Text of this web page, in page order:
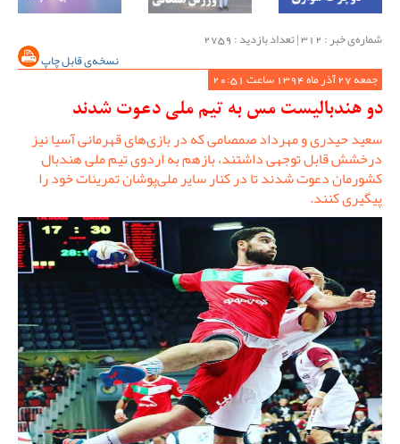
شماره‌ی خبر : ‌312 | تعداد بازدید : 2759
نسخه‌ی قابل چاپ
جمعه 27 آذر ماه 1394 ساعت 20:51
دو هندبالیست مس به تیم ملی دعوت شدند
سعید حیدری و مهرداد صمصامی که در بازی‌های قهرمانی آسیا نیز
درخشش قابل توجهی داشتند، بازهم به اردوی تیم ملی هندبال
کشورمان دعوت شدند تا در کنار سایر ملی‌پوشان تمرینات خود را
پیگیری کنند.